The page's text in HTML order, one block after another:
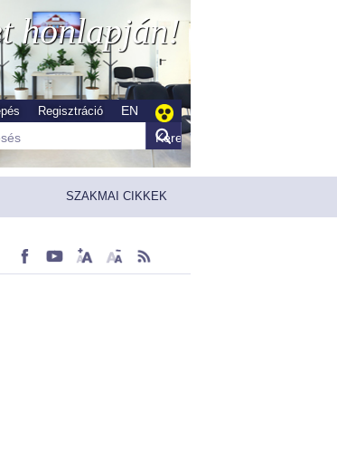
honlapján!
SZAKMAI CIKKEK
Regisztráció EN